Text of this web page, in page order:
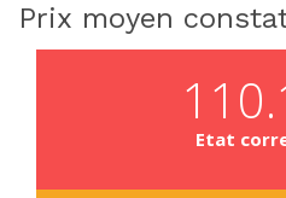
Prix moyen
Etat